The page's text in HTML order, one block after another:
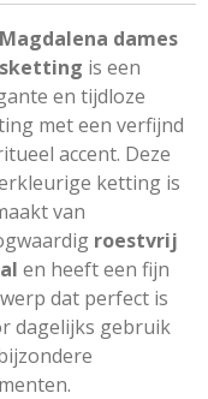
Magdalena dames
is een
en tijdloze
met een verfijnd
accent. Deze
ketting is
van
roestvrij
en heeft een fijn
dat perfect is
dagelijks gebruik